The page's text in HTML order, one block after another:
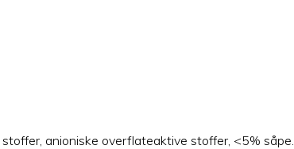
anioniske overflateaktive stoffer, <5% såpe.